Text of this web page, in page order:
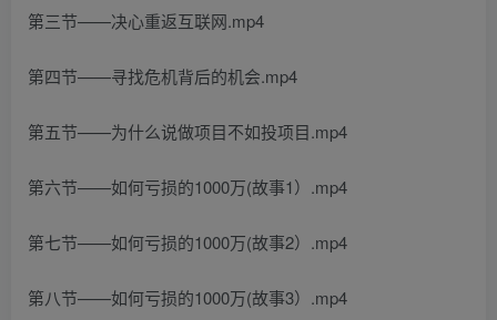
第三节——决心重返互联网.mp4
第四节——寻找危机背后的机会.mp4
第五节——为什么说做项目不如投项目.mp4
第六节——如何亏损的1000万(故事1）.mp4
第七节——如何亏损的1000万(故事2）.mp4
第八节——如何亏损的1000万(故事3）.mp4